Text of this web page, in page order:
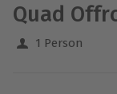
Quad
1 Person